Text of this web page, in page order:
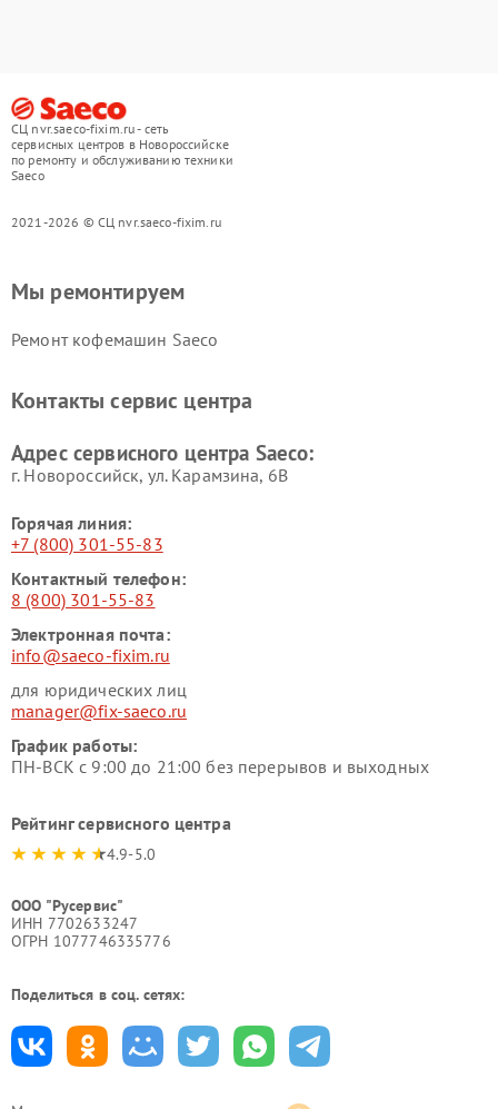
СЦ nvr.saeco-fixim.ru - сеть
сервисных центров в Новороссийске
по ремонту и обслуживанию техники
Saeco
2021-2026 © СЦ nvr.saeco-fixim.ru
Мы ремонтируем
Ремонт кофемашин Saeco
Контакты сервис центра
Адрес сервисного центра Saeco:
г. Новороссийск, ул. Карамзина, 6В
Горячая линия:
+7 (800) 301-55-83
Контактный телефон:
8 (800) 301-55-83
Электронная почта:
info@saeco-fixim.ru
для юридических лиц
manager@fix-saeco.ru
График работы:
ПН-ВСК с 9:00 до 21:00 без перерывов и выходных
Рейтинг сервисного центра
4.9-5.0
ООО "Русервис"
ИНН 7702633247
ОГРН 1077746335776
Поделиться в соц. сетях: